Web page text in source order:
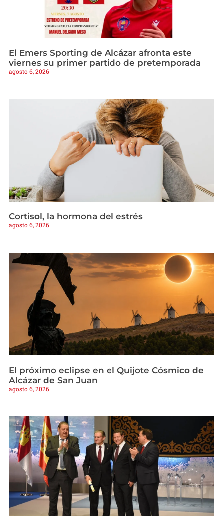
El Emers Sporting de Alcázar afronta este
viernes su primer partido de pretemporada
agosto 6, 2026
Cortisol, la hormona del estrés
agosto 6, 2026
El próximo eclipse en el Quijote Cósmico de
Alcázar de San Juan
agosto 6, 2026